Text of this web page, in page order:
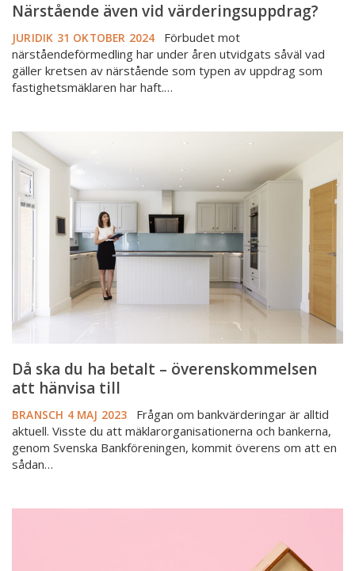
Närstående även vid värderingsuppdrag?
JURIDIK 31 OKTOBER 2024
Förbudet mot
närståendeförmedling har under åren utvidgats såväl vad
gäller kretsen av närstående som typen av uppdrag som
fastighetsmäklaren har haft.…
Då
ska
betalt
överenskommelsen
Då ska du ha betalt – överenskommelsen
att hänvisa till
BRANSCH 4 MAJ 2023
Frågan om bankvärderingar är alltid
aktuell. Visste du att mäklarorganisationerna och bankerna,
genom Svenska Bankföreningen, kommit överens om att en
sådan…
Ny